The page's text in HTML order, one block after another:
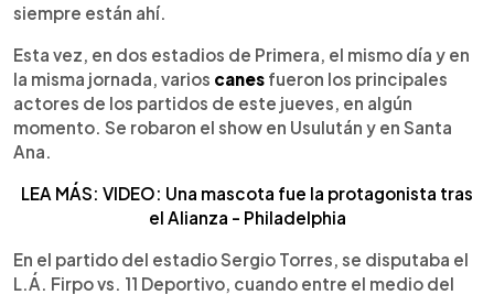
siempre están ahí.
Esta vez, en dos estadios de Primera, el mismo día y en
la misma jornada, varios canes fueron los principales
actores de los partidos de este jueves, en algún
momento. Se robaron el show en Usulután y en Santa
Ana.
LEA MÁS: VIDEO: Una mascota fue la protagonista tras
el Alianza - Philadelphia
En el partido del estadio Sergio Torres, se disputaba el
L.Á. Firpo vs. 11 Deportivo, cuando entre el medio del